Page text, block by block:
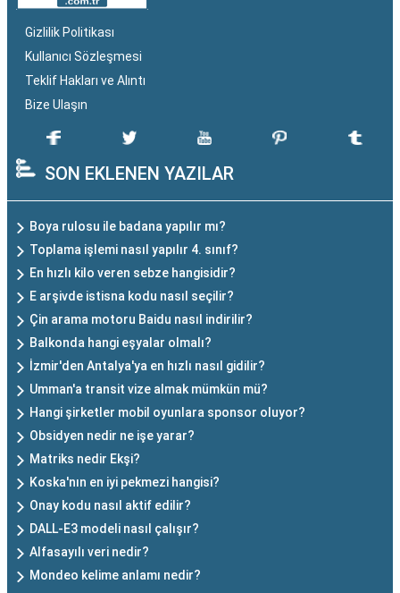
Gizlilik Politikası
Kullanıcı Sözleşmesi
Teklif Hakları ve Alıntı
Bize Ulaşın
SON EKLENEN YAZILAR
Boya rulosu ile badana yapılır mı?
Toplama işlemi nasıl yapılır 4. sınıf?
En hızlı kilo veren sebze hangisidir?
E arşivde istisna kodu nasıl seçilir?
Çin arama motoru Baidu nasıl indirilir?
Balkonda hangi eşyalar olmalı?
İzmir'den Antalya'ya en hızlı nasıl gidilir?
Umman'a transit vize almak mümkün mü?
Hangi şirketler mobil oyunlara sponsor oluyor?
Obsidyen nedir ne işe yarar?
Matriks nedir Ekşi?
Koska'nın en iyi pekmezi hangisi?
Onay kodu nasıl aktif edilir?
DALL-E3 modeli nasıl çalışır?
Alfasayılı veri nedir?
Mondeo kelime anlamı nedir?